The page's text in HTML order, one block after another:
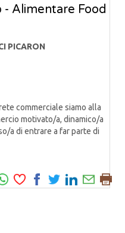
Alimentare Food
PICARON
commerciale siamo alla
motivato/a, dinamico/a
a di entrare a far parte di